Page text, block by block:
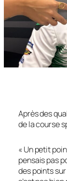
Après des
de la course
« Un petit
pensais pas
des points